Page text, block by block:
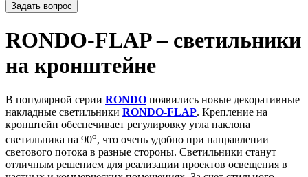
Задать вопрос
RONDO-FLAP – светильники
на кронштейне
В популярной серии RONDO появились новые декоративные
накладные светильники RONDO-FLAP. Крепление на
кронштейн обеспечивает регулировку угла наклона
светильника на 90o, что очень удобно при направлении
светового потока в разные стороны. Светильники станут
отличным решением для реализации проектов освещения в